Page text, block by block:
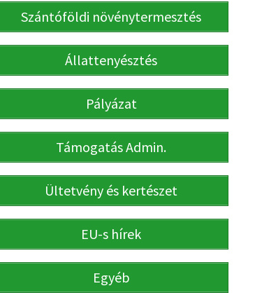
Szántóföldi növénytermesztés
Állattenyésztés
Pályázat
Támogatás Admin.
Ültetvény és kertészet
EU-s hírek
Egyéb